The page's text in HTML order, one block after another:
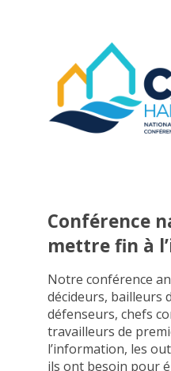
Conférence
mettre fin à
Notre conférence
décideurs, bailleurs
défenseurs, chefs
travailleurs de
l’information, les
ils ont besoin pour